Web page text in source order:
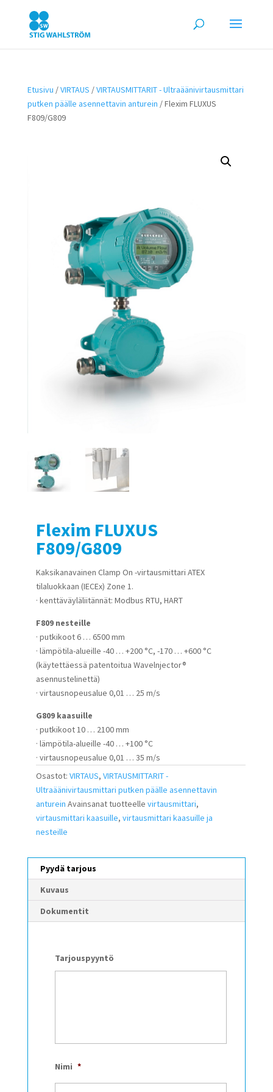
Etusivu /VIRTAUS /VIRTAUSMITTARIT - Ultraäänivirtausmittari
putken päälle asennettavin anturein / Flexim FLUXUS
F809/G809
Flexim FLUXUS
F809/G809
Kaksikanavainen Clamp On -virtausmittari ATEX
tilaluokkaan (IECEx) Zone 1.
· kenttäväyläliitännät: Modbus RTU, HART
F809 nesteille
· putkikoot 6 … 6500 mm
· lämpötila-alueille -40 … +200 °C, -170 … +600 °C
(käytettäessä patentoitua Wavelnjector®
asennustelinettä)
· virtausnopeusalue 0,01 … 25 m/s
G809 kaasuille
· putkikoot 10 … 2100 mm
· lämpötila-alueille -40 … +100 °C
· virtausnopeusalue 0,01 … 35 m/s
Osastot: VIRTAUS, VIRTAUSMITTARIT -
Ultraäänivirtausmittari putken päälle asennettavin
anturein Avainsanat tuotteelle virtausmittari,
virtausmittari kaasuille, virtausmittari kaasuille ja
nesteille
Pyydä tarjous
Kuvaus
Dokumentit
Tarjouspyyntö
Nimi *